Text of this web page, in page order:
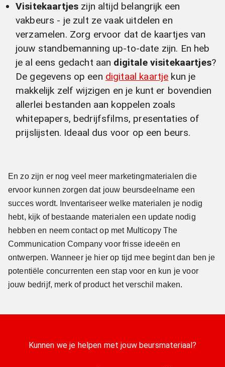
Visitekaartjes zijn altijd belangrijk een
vakbeurs - je zult ze vaak uitdelen en
verzamelen. Zorg ervoor dat de kaartjes van
jouw standbemanning up-to-date zijn. En heb
je al eens gedacht aan digitale visitekaartjes?
De gegevens op een digitaal kaartje kun je
makkelijk zelf wijzigen en je kunt er bovendien
allerlei bestanden aan koppelen zoals
whitepapers, bedrijfsfilms, presentaties of
prijslijsten. Ideaal dus voor op een beurs.
En zo zijn er nog veel meer marketingmaterialen die
ervoor kunnen zorgen dat jouw beursdeelname een
succes wordt. Inventariseer welke materialen je nodig
hebt, kijk of bestaande materialen een update nodig
hebben en neem contact op met Multicopy The
Communication Company voor frisse ideeën en
ontwerpen. Wanneer je hier op tijd mee begint dan ben je
potentiële concurrenten een stap voor en kun je voor
jouw bedrijf, merk of product het verschil maken.
Kunnen we je helpen met jouw beursmateriaal?